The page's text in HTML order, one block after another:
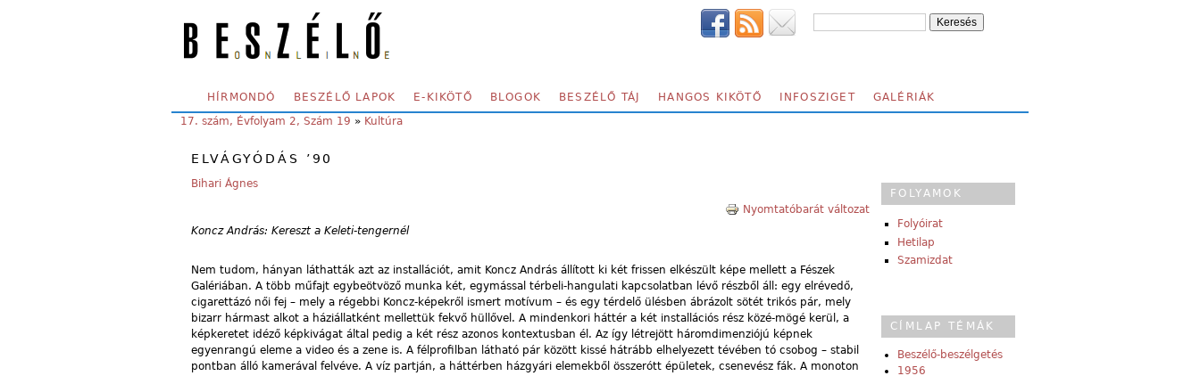
SECONDARY MENU
HÍRMONDÓ BESZÉLŐ LAPOK E-KIKÖTŐ BLOGOK BESZÉLŐ TÁJ HANGOS KIKÖTŐ INFOSZIGET GALÉRIÁK
YOU ARE HERE:
17. szám, Évfolyam 2, Szám 19 » Kultúra
ELVÁGYÓDÁS ’90
Bihari Ágnes
Nyomtatóbarát változat
Koncz András: Kereszt a Keleti-tengernél
Nem tudom, hányan láthatták azt az installációt, amit Koncz András állított ki két frissen elkészült képe mellett a Fészek
Galériában. A több műfajt egybeötvöző munka két, egymással térbeli-hangulati kapcsolatban lévő részből áll: egy elrévedő,
cigarettázó női fej – mely a régebbi Koncz-képekről ismert motívum – és egy térdelő ülésben ábrázolt sötét trikós pár, mely
bizarr hármast alkot a háziállatként mellettük fekvő hüllővel. A mindenkori háttér a két installációs rész közé-mögé kerül, a
képkeretet idéző képkivágat által pedig a két rész azonos kontextusban él. Az így létrejött háromdimenziójú képnek
egyenrangú eleme a video és a zene is. A félprofilban látható pár között kissé hátrább elhelyezett tévében tó csobog – stabil
pontban álló kamerával felvéve. A víz partján, a háttérben házgyári elemekből összerótt épületek, csenevész fák. A monoton
FOLYAMOK
Folyóirat
Hetilap
Szamizdat
CÍMLAP TÉMÁK
Beszélő-beszélgetés
1956